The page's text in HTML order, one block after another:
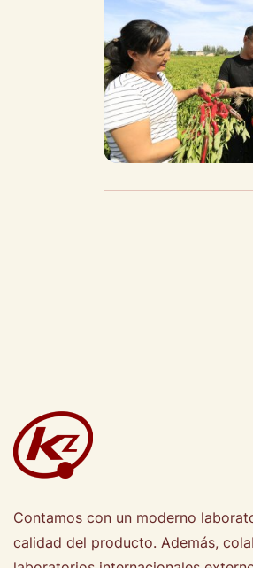
Contamos con un moderno
calidad del producto. Además,